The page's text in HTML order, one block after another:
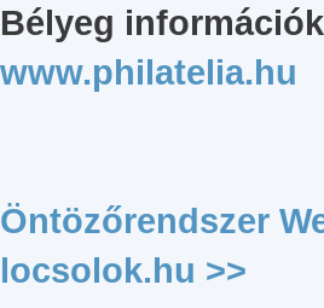
Bélyeg információk
www.philatelia.hu
Öntözőrendszer
locsolok.hu >>